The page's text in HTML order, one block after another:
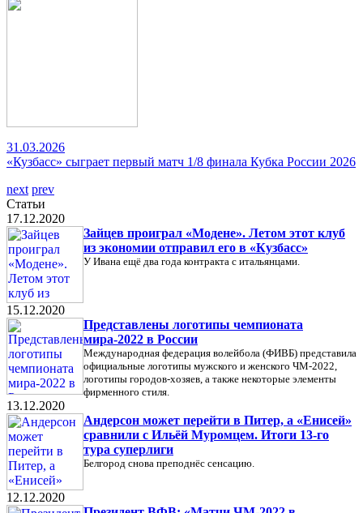
31.03.2026
«Кузбасс» сыграет первый матч 1/8 финала Кубка России 2026
next prev
Статьи
17.12.2020
Зайцев проиграл «Модене». Летом этот клуб
из экономии отправил его в «Кузбасс»
У Ивана ещё два года контракта с итальянцами.
15.12.2020
Представлены логотипы чемпионата
мира-2022 в России
Международная федерация волейбола (ФИВБ) представила
официальные логотипы мужского и женского ЧМ-2022,
логотипы городов-хозяев, а также некоторые элементы
фирменного стиля.
13.12.2020
Андерсон может перейти в Питер, а «Енисей»
сравнили с Ильёй Муромцем. Итоги 13-го
тура суперлиги
Белгород снова преподнёс сенсацию.
12.12.2020